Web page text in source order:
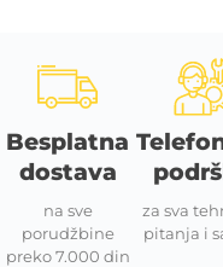
Besplatna
dostava
na sve
porudžbine
preko 7.000 din
za sva
pitanja i